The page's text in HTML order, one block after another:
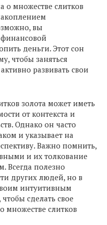
множестве слитков
вы
деньги. Этот сон
чтобы заняться
развивать свои
золота может иметь
от контекста и
Однако он часто
и указывает на
Важно помнить,
и их толкование
Всегда полезно
других людей, но в
интуитивным
сделать свое
множестве слитков